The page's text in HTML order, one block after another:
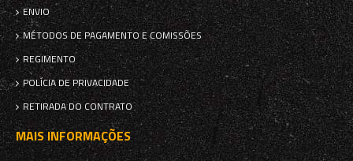
ENVIO
MÉTODOS DE PAGAMENTO E COMISSÕES
REGIMENTO
POLÍCIA DE PRIVACIDADE
RETIRADA DO CONTRATO
MAIS INFORMAÇÕES